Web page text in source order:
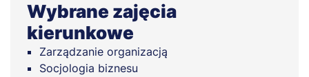
Wybrane zajęcia
kierunkowe
Zarządzanie organizacją
Socjologia biznesu